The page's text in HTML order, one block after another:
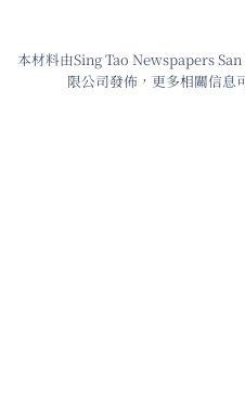
本材料由Sing Tao Newspapers
限公司發佈，更多相關信息